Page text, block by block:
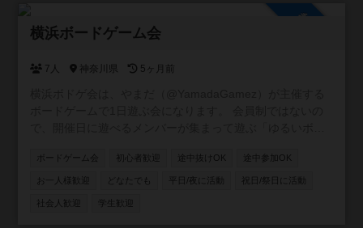
問い合わせください。 検索からでもお気軽にご連絡お待ち
横浜ボードゲーム会
7人 神奈川県 5ヶ月前
心者の方、主催者と同じ「人見知り」の方が参加しやす
く、安心して、わいわい楽しめるボードゲーム会を目指し
ボードゲーム会 初心者歓迎 途中抜けOK 途中参加OK
お一人様歓迎 どなたでも 平日/夜に活動 祝日/祭日に活動
社会人歓迎 学生歓迎